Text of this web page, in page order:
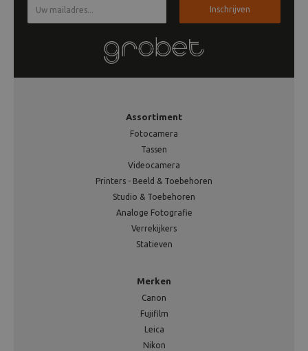
Inschrijven
Assortiment
Fotocamera
Tassen
Videocamera
Printers - Beeld & Toebehoren
Studio & Toebehoren
Analoge Fotografie
Verrekijkers
Statieven
Merken
Canon
Fujifilm
Leica
Nikon